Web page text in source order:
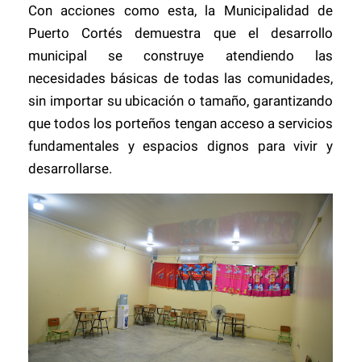
Con acciones como esta, la Municipalidad de
Puerto Cortés demuestra que el desarrollo
municipal se construye atendiendo las
necesidades básicas de todas las comunidades,
sin importar su ubicación o tamaño, garantizando
que todos los porteños tengan acceso a servicios
fundamentales y espacios dignos para vivir y
desarrollarse.